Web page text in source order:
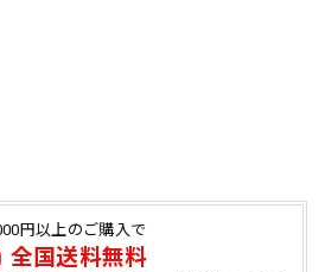
円以上のご購入で
全国送料無料